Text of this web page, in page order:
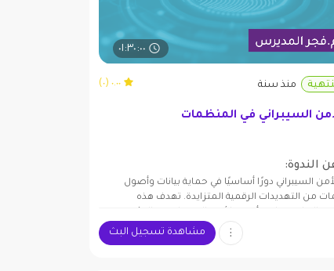
٠١:٣٠:٠٠
منذ سنة ٠.٠٠ (٠)
السيبراني في المنظمات
الندوة:
السيبراني دورًا أساسيًا في حماية بيانات وأصول
من التهديدات الرقمية المتزايدة. تهدف هذه
وتأثيره على استمرارية الأعمال، والإجراءات التي
تعزيز الدفاعات الإلكترونية ضد الهجمات السيبرانية.
مشاهدة تسجيل البث